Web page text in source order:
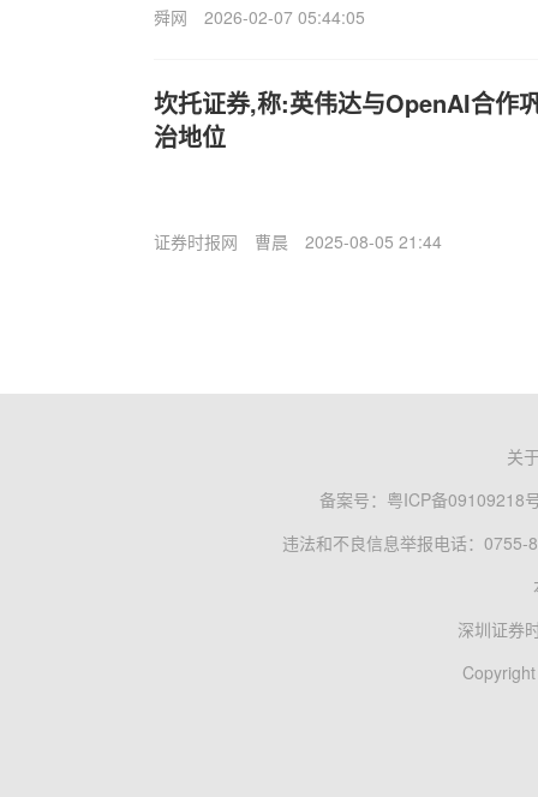
舜网 2026-02-07 05:44:05
坎托证券,称:英伟达与OpenAI合作
治地位
证券时报网 曹晨 2025-08-05 21:44
关
备案号： 粤ICP备09109218
违法和不良信息举报电话：0755-
深圳证券